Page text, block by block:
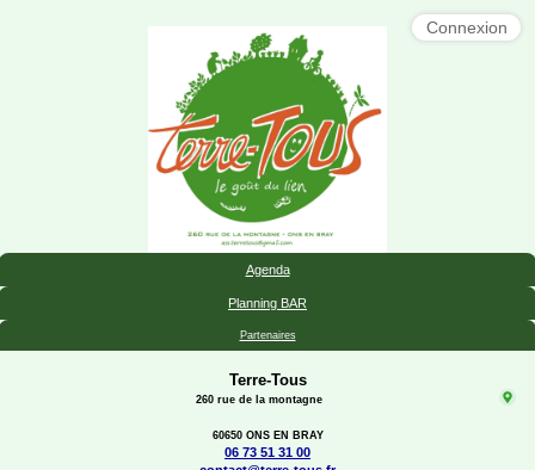
Connexion
Agenda
Planning BAR
Partenaires
Terre-Tous
260 rue de la montagne
60650 ONS EN BRAY
06 73 51 31 00